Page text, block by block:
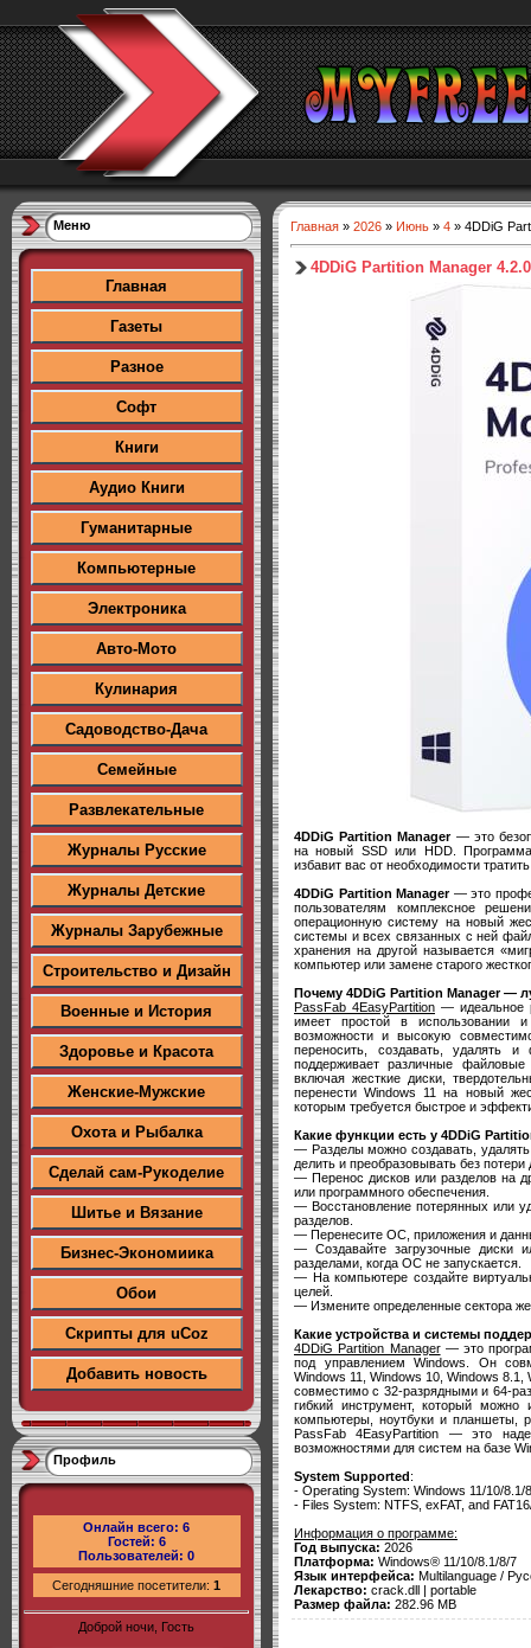
Меню
Главная
Газеты
Разное
Софт
Книги
Аудио Книги
Гуманитарные
Компьютерные
Электроника
Авто-Мото
Кулинария
Садоводство-Дача
Семейные
Развлекательные
Журналы Русские
Журналы Детские
Журналы Зарубежные
Строительство и Дизайн
Военные и История
Здоровье и Красота
Женские-Мужские
Охота и Рыбалка
Сделай сам-Рукоделие
Шитье и Вязание
Бизнес-Экономиика
Обои
Скрипты для uCoz
Добавить новость
Профиль
Онлайн всего: 6
Гостей: 6
Пользователей: 0
Сегодняшние посетители: 1
Доброй ночи, Гость
Главная » 2026 » Июнь » 4 » 4DDiG
4DDiG Partition Manager
4DDiG Partition Manager— это
на новый SSD или HDD.
избавит вас от необходимости
4DDiG Partition Manager— это
пользователям комплексное
операционную систему на новый
системы и всех связанных с ней
хранения на другой называется
компьютер или замене старого
Почему 4DDiG Partition Manager —
PassFab 4EasyPartition — идеальное
имеет простой в использовании
возможности и высокую
переносить, создавать, удалять
поддерживает различные
включая жесткие диски,
перенести Windows 11 на новый
которым требуется быстрое и
Какие функции есть у 4DDiG
— Разделы можно создавать,
делить и преобразовывать без потери
— Перенос дисков или разделов на
или программного обеспечения.
— Восстановление потерянных или
разделов.
— Перенесите ОС, приложения и
— Создавайте загрузочные диски
разделами, когда ОС не запускается.
— На компьютере создайте
целей.
— Измените определенные сектора
Какие устройства и системы
4DDiG Partition Manager— это
под управлением Windows. Он
Windows 11, Windows 10, Windows
совместимо с 32-разрядными и 64-
гибкий инструмент, который можно
компьютеры, ноутбуки и планшеты,
PassFab 4EasyPartition — это
возможностями для систем на базе
System Supported:
- Operating System: Windows 11/10/8.1/
- Files System: NTFS, exFAT, and
Информация о программе:
Год выпуска: 2026
Платформа: Windows® 11/10/8.1/8/7
Язык интерфейса: Multilanguage /
Лекарство: crack.dll | portable
Размер файла: 282.96 MB